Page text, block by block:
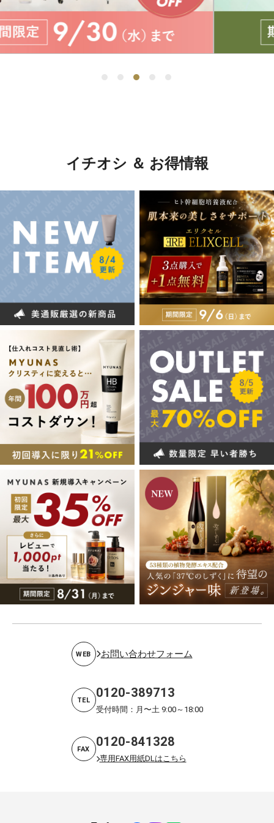
イチオシ ＆ お得情報
WEB お問い合わせフォーム
TEL 0120-389713
受付時間：月〜土 9:00～18:00
FAX 0120-841328
専用FAX用紙DLはこちら